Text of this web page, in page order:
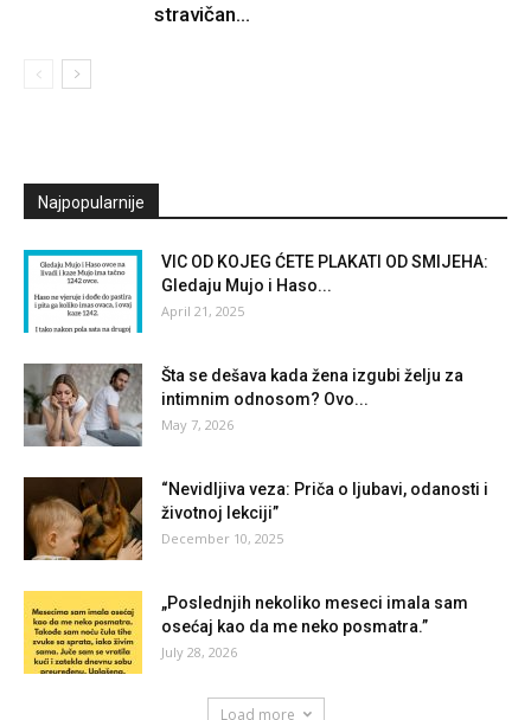
stravičan...
Najpopularnije
VIC OD KOJEG ĆETE PLAKATI OD SMIJEHA:
Gledaju Mujo i Haso...
April 21, 2025
Šta se dešava kada žena izgubi želju za
intimnim odnosom? Ovo...
May 7, 2026
“Nevidljiva veza: Priča o ljubavi, odanosti i
životnoj lekciji”
December 10, 2025
„Poslednjih nekoliko meseci imala sam
osećaj kao da me neko posmatra.”
July 28, 2026
Load more